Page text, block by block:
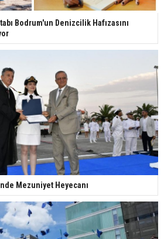
Bodrum'un Denizcilik Hafızasını
Mezuniyet Heyecanı